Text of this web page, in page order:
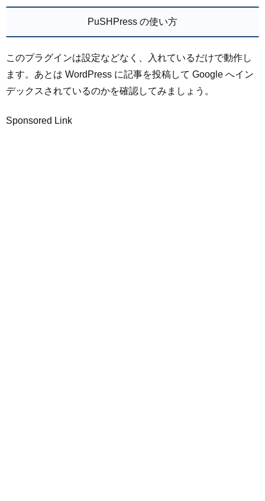
PuSHPress の使い方
このプラグインは設定などなく、入れているだけで動作し
ます。あとは WordPress に記事を投稿して Google へイン
デックスされているのかを確認してみましょう。
Sponsored Link